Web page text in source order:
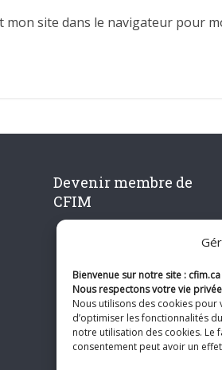
Bienvenue sur notre site : cfim.ca
Nous respectons votre vie
Nous utilisons des cookies
d’optimiser les fonctionnalités
notre utilisation des cookies. Le
consentement peut avoir un
site dans le navigateur pour
Devenir membre de
CFIM